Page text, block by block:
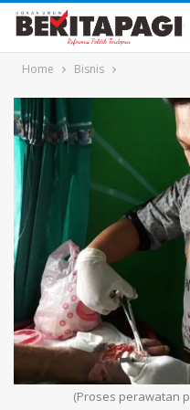
Home Bisnis
(Proses perawatan